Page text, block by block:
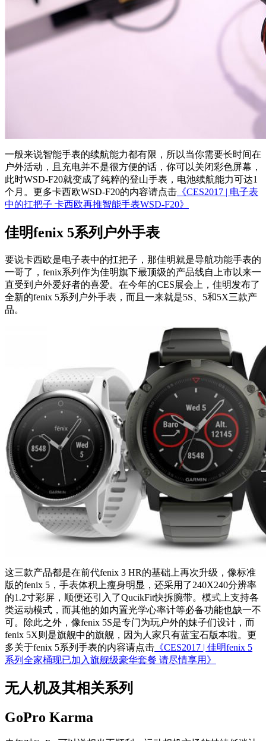
一般来说智能手表的续航能力都有限，所以当你需要长时间在
户外活动，且充电并不是很方便的话，你可以关闭彩色屏幕，
此时WSD-F20就变成了纯粹的登山手表，电池续航能力可达1
个月。更多卡西欧WSD-F20的内容请点击 《CES2017 | 电子表
中的扛把子 卡西欧再推智能手表WSD-F20》
佳明fenix 5系列户外手表
要说卡西欧是电子表中的扛把子，那佳明就是导航功能手表的
一哥了，fenix系列作为佳明旗下最顶级的产品线自上市以来一
直受到户外爱好者的喜爱。在今年的CES展会上，佳明发布了
全新的fenix 5系列户外手表，而且一来就是5S、5和5X三款产
品。
这三款产品都是在前代fenix 3 HR的基础上再次升级，像标准
版的fenix 5，手表体积上瘦身明显，还采用了240X240分辨率
的1.2寸彩屏，顺便还引入了QucikFit快拆腕带。模式上支持各
类运动模式，而其他的如内置光学心率计等必备功能也缺一不
可。除此之外，像fenix 5S是专门为玩户外的妹子们设计，而
fenix 5X则是旗舰中的旗舰，因为人家只有蓝宝石版本啦。更
多关于fenix 5系列手表的内容请点击 《CES2017 | 佳明fenix 5
系列全家桶现已加入旗舰级豪华套餐 请尽情享用》
无人机及其相关系列
GoPro Karma